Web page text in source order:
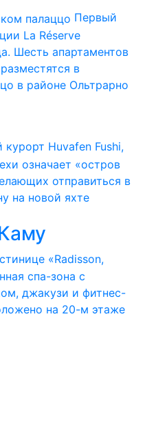
Первый
La Réserve
Шесть апартаментов
в
в районе Ольтрарно
Huvafen Fushi,
означает «остров
отправиться в
на новой яхте
«Radisson,
спа-зона с
джакузи и фитнес-
на 20-м этаже